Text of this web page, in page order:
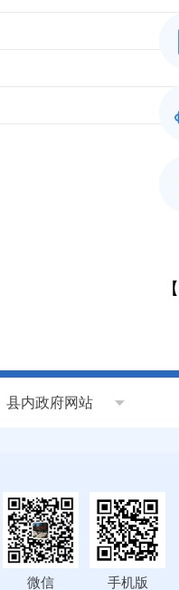
【
县内政府网站
微信 手机版